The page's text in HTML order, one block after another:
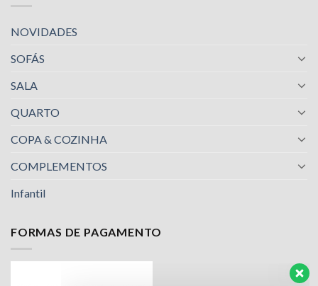
NOVIDADES
SOFÁS
SALA
QUARTO
COPA & COZINHA
COMPLEMENTOS
Infantil
FORMAS DE PAGAMENTO
Nossa equipe de suporte ao cliente está aqui
para responder às suas perguntas. Pergunte-